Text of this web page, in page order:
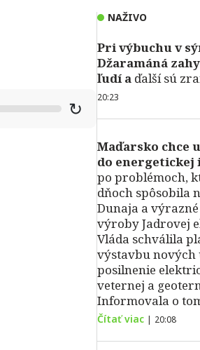
↻
NAŽIVO
Pri výbuchu v
Džaramáná
ľudí a ďalší sú
20:23
Maďarsko chce
do
po problémoch,
dňoch spôsobila
Dunaja a
výroby Jadrovej
Vláda schválila
výstavbu nových
posilnenie
veternej a
Informovala o
Čítať viac | 20:08